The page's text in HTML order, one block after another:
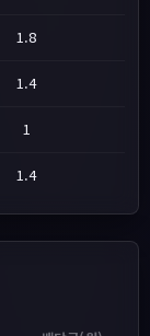
1.8
1.4
1
1.4